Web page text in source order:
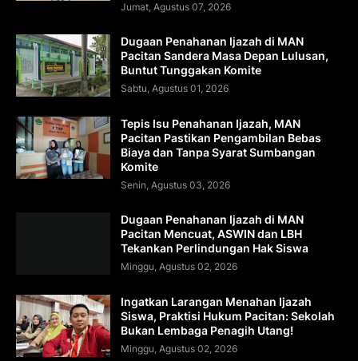
Jumat, Agustus 07, 2026
Dugaan Penahanan Ijazah di MAN
Pacitan Sandera Masa Depan Lulusan,
Buntut Tunggakan Komite
Sabtu, Agustus 01, 2026
Tepis Isu Penahanan Ijazah, MAN
Pacitan Pastikan Pengambilan Bebas
Biaya dan Tanpa Syarat Sumbangan
Komite
Senin, Agustus 03, 2026
Dugaan Penahanan Ijazah di MAN
Pacitan Mencuat, ASWIN dan LBH
Tekankan Perlindungan Hak Siswa
Minggu, Agustus 02, 2026
Ingatkan Larangan Menahan Ijazah
Siswa, Praktisi Hukum Pacitan: Sekolah
Bukan Lembaga Penagih Utang!
Minggu, Agustus 02, 2026